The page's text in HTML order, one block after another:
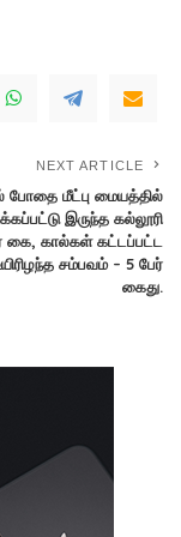
NEXT ARTICLE
மீட்பு மையத்தில்
இருந்த கல்லூரி
கால்கள் கட்டப்பட்ட
சம்பவம் – 5 பேர்
கைது.